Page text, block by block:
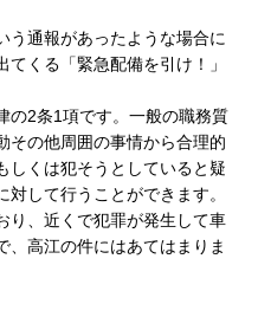
う通報があったような場合に
くる「緊急配備を引け！」
の2条1項です。一般の職務質
その他周囲の事情から合理的
しくは犯そうとしていると疑
して行うことができます。
り、近くで犯罪が発生して車
、高江の件にはあてはまりま